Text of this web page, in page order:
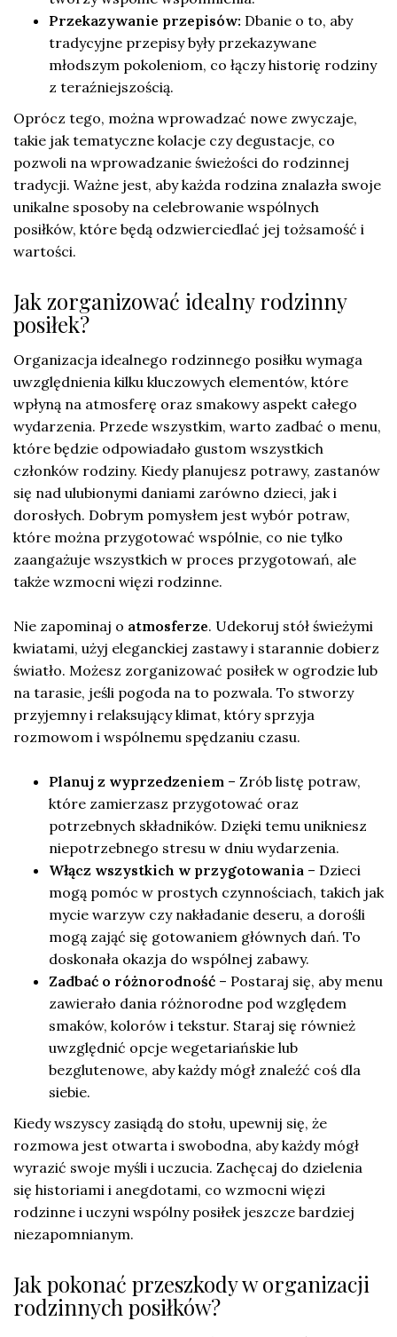
Przekazywanie przepisów: Dbanie o to, aby
tradycyjne przepisy były przekazywane
młodszym pokoleniom, co łączy historię rodziny
z teraźniejszością.
Oprócz tego, można wprowadzać nowe zwyczaje,
takie jak tematyczne kolacje czy degustacje, co
pozwoli na wprowadzanie świeżości do rodzinnej
tradycji. Ważne jest, aby każda rodzina znalazła swoje
unikalne sposoby na celebrowanie wspólnych
posiłków, które będą odzwierciedlać jej tożsamość i
wartości.
Jak zorganizować idealny rodzinny
posiłek?
Organizacja idealnego rodzinnego posiłku wymaga
uwzględnienia kilku kluczowych elementów, które
wpłyną na atmosferę oraz smakowy aspekt całego
wydarzenia. Przede wszystkim, warto zadbać o menu,
które będzie odpowiadało gustom wszystkich
członków rodziny. Kiedy planujesz potrawy, zastanów
się nad ulubionymi daniami zarówno dzieci, jak i
dorosłych. Dobrym pomysłem jest wybór potraw,
które można przygotować wspólnie, co nie tylko
zaangażuje wszystkich w proces przygotowań, ale
także wzmocni więzi rodzinne.
Nie zapominaj o atmosferze. Udekoruj stół świeżymi
kwiatami, użyj eleganckiej zastawy i starannie dobierz
światło. Możesz zorganizować posiłek w ogrodzie lub
na tarasie, jeśli pogoda na to pozwala. To stworzy
przyjemny i relaksujący klimat, który sprzyja
rozmowom i wspólnemu spędzaniu czasu.
Planuj z wyprzedzeniem – Zrób listę potraw,
które zamierzasz przygotować oraz
potrzebnych składników. Dzięki temu unikniesz
niepotrzebnego stresu w dniu wydarzenia.
Włącz wszystkich w przygotowania – Dzieci
mogą pomóc w prostych czynnościach, takich jak
mycie warzyw czy nakładanie deseru, a dorośli
mogą zająć się gotowaniem głównych dań. To
doskonała okazja do wspólnej zabawy.
Zadbać o różnorodność – Postaraj się, aby menu
zawierało dania różnorodne pod względem
smaków, kolorów i tekstur. Staraj się również
uwzględnić opcje wegetariańskie lub
bezglutenowe, aby każdy mógł znaleźć coś dla
siebie.
Kiedy wszyscy zasiądą do stołu, upewnij się, że
rozmowa jest otwarta i swobodna, aby każdy mógł
wyrazić swoje myśli i uczucia. Zachęcaj do dzielenia
się historiami i anegdotami, co wzmocni więzi
rodzinne i uczyni wspólny posiłek jeszcze bardziej
niezapomnianym.
Jak pokonać przeszkody w organizacji
rodzinnych posiłków?